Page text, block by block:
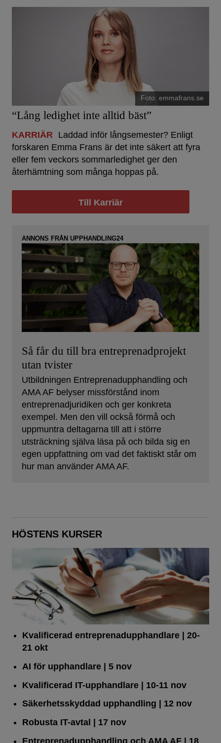
Foto: emmafrans.se
“Lång ledighet inte alltid bäst”
KARRIÄR Laddad inför långsemester? Enligt
forskaren Emma Frans är det inte säkert att fyra
eller fem veckors sommarledighet ger den
återhämtning som många hoppas på.
Till Karriär
ANNONS FRÅN UPPHANDLING24
Så får du till bra entreprenadprojekt
utan tvister
Utbildningen Entreprenadupphandling och
AMA AF belyser missförstånd inom
entreprenadjuridiken och ger konkreta
exempel. Men den vill också förmå och
uppmuntra deltagarna till att i större
utsträckning själva läsa på och bilda sig en
egen uppfattning om vad det faktiskt står om
hur man använder AMA AF.
HÖSTENS KURSER
Kvalificerad entreprenad­upphandlare
| 20-
21 okt
AI för upphandlare| 5 nov
Kvalificerad IT-upphandlare| 10-11 nov
Säkerhetsskyddad upphandling | 12 nov
Robusta IT-avtal
| 17 nov